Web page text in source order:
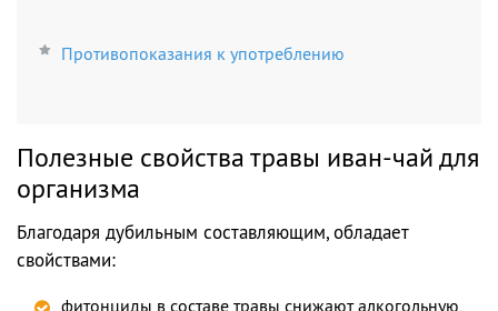
Противопоказания к употреблению
Полезные свойства травы иван-чай для
организма
Благодаря дубильным составляющим, обладает
свойствами:
фитонциды в составе травы снижают алкогольную,